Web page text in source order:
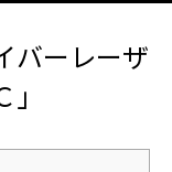
バーレーザ